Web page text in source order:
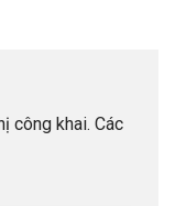
công khai. Các